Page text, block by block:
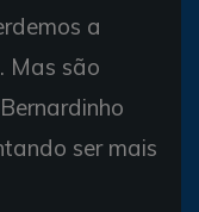
a
Mas são
ser mais